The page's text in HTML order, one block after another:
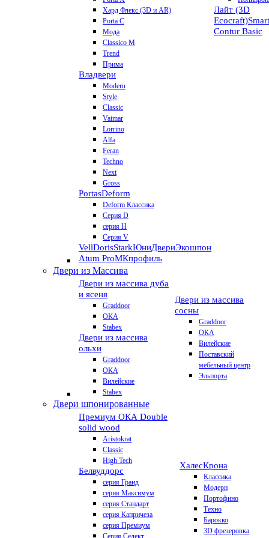
Хард Флекс (3D и AR)
Porta C
Мода
Classico M
Trend
Прима
Владвери
Modern
Style
Classic
Vaimar
Lorrino
Alfa
Feran
Techno
Next
Gross
PortasDeform
Deform Классика
Серия D
серия H
Серия V
VellDorisStarkЮниДвериЭкошпон
Atum ProМКпрофиль
Лайт (3D
Ecocraft)Smart
Contur Basic
Двери из Массива
Двери из массива дуба
и ясеня
Graddoor
ОКА
Stabex
Двери из массива
ольхи
Graddoor
ОКА
Вилейские
Stabex
Двери из массива
сосны
Graddoor
ОКА
Вилейские
Поставский
мебельный центр
Эльпорта
Двери шпонированные
Премиум ОКА Double
solid wood
Aristokrat
Classic
High Tech
Белвуддорс
серия Гранд
серия Максимум
серия Стандарт
серия Капричеза
серия Премиум
Серия Селект
ХалесКрона
Классика
Модерн
Портофино
Техно
Барокко
3D фрезеровка